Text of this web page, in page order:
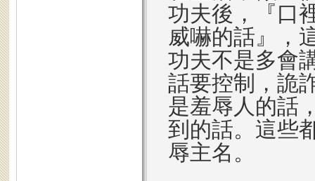
功夫後，『口
威嚇的話』，
功夫不是多會
話要控制，詭
是羞辱人的話
到的話。這些
辱主名。